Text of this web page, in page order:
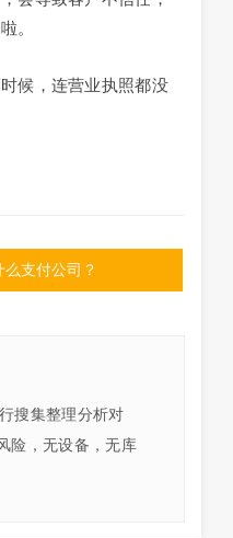
。
候，连营业执照都没
支付公司？
搜集整理分析对
险，无设备，无库